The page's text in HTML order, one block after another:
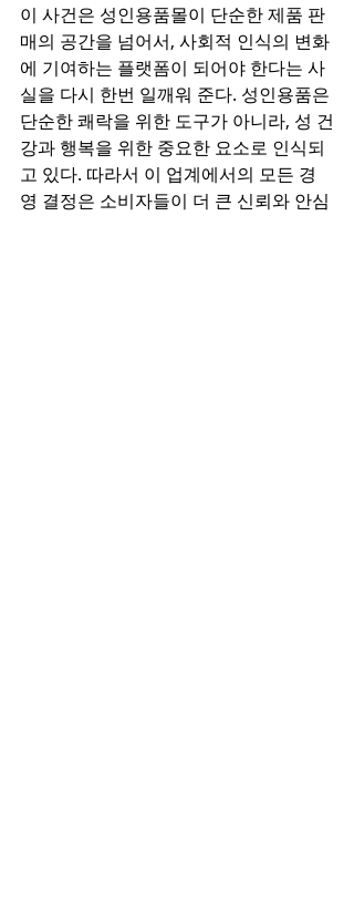
이 사건은 성인용품몰이 단순한 제품 판
매의 공간을 넘어서, 사회적 인식의 변화
에 기여하는 플랫폼이 되어야 한다는 사
실을 다시 한번 일깨워 준다. 성인용품은
단순한 쾌락을 위한 도구가 아니라, 성 건
강과 행복을 위한 중요한 요소로 인식되
고 있다. 따라서 이 업계에서의 모든 경
영 결정은 소비자들이 더 큰 신뢰와 안심